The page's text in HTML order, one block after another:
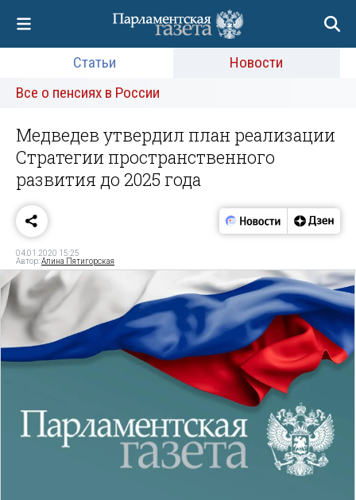
Статьи
Новости
Все о пенсиях в России
Медведев утвердил план реализации
Стратегии пространственного
развития до 2025 года
04.01.2020 15:25
Автор:Алина Пятигорская